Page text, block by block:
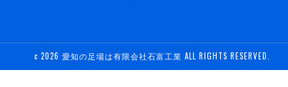
c 2026 愛知の足場は有限会社石富工業 ALL RIGHTS RESERVED.